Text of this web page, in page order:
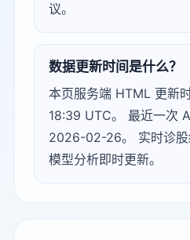
议。
数据更新时间是什么？
本页服务端 HTML 更新
18:39 UTC。 最近一次
2026-02-26。 实时诊股
模型分析即时更新。